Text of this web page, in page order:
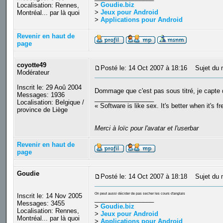
Localisation: Rennes,
Montréal... par là quoi
> Goudie.biz
> Jeux pour Android
> Applications pour Android
Revenir en haut de
page
coyotte49
Modérateur
Inscrit le: 29 Aoû 2004
Messages: 1936
Localisation: Belgique /
province de Liège
Posté le: 14 Oct 2007 à 18:16 Sujet du
Dommage que c'est pas sous titré, je capte
« Software is like sex. It's better when it's
Merci à loïc pour l'avatar et l'userbar
Revenir en haut de
page
Goudie
Inscrit le: 14 Nov 2005
Messages: 3455
Localisation: Rennes,
Montréal... par là quoi
Posté le: 14 Oct 2007 à 18:18 Sujet du
On peut aussi décider de pas secher les cours d'anglais
> Goudie.biz
> Jeux pour Android
> Applications pour Android